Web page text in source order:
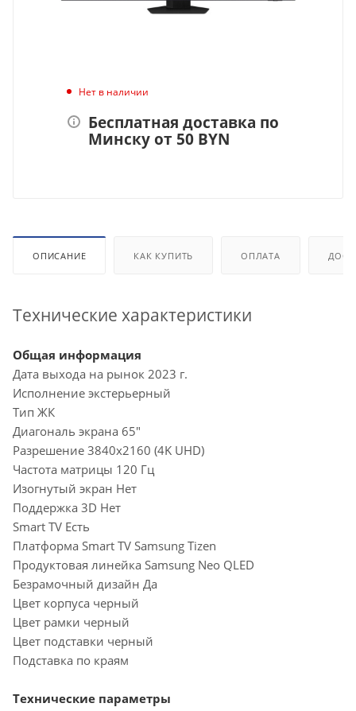
Нет в наличии
Бесплатная доставка по
Минску от 50 BYN
ОПИСАНИЕ КАК КУПИТЬ ОПЛАТА
Технические характеристики
Общая информация
Дата выхода на рынок 2023 г.
Исполнение экстерьерный
Тип ЖК
Диагональ экрана 65"
Разрешение 3840x2160 (4K UHD)
Частота матрицы 120 Гц
Изогнутый экран Нет
Поддержка 3D Нет
Smart TV Есть
Платформа Smart TV Samsung Tizen
Продуктовая линейка Samsung Neo QLED
Безрамочный дизайн Да
Цвет корпуса черный
Цвет рамки черный
Цвет подставки черный
Подставка по краям
Технические параметры